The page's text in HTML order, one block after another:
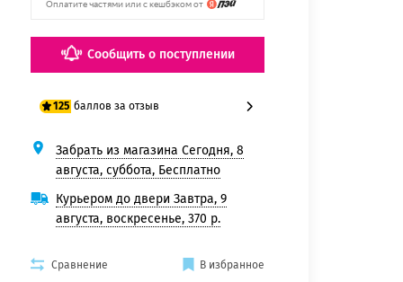
Сообщить о поступлении
125 баллов за отзыв
100 баллов
125 баллов
Забрать из магазина Сегодня, 8
августа, суббота, Бесплатно
Курьером до двери Завтра, 9
августа, воскресенье, 370 р.
Сравнение В избранное